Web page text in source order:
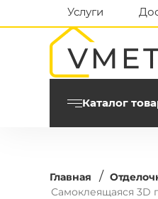
Услуги
Каталог
Главная /
Самоклеящаяся 3D